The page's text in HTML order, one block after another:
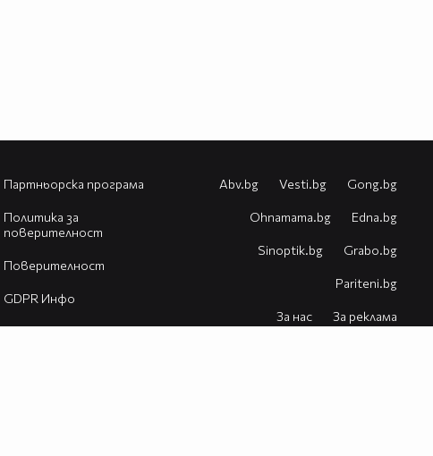
Партньорска програма
Политика за
поверителност
Поверителност
GDPR Инфо
Известия
Abv.bg Vesti.bg Gong.bg
Оhnamama.bg Edna.bg
Sinoptik.bg Grabo.bg
Pariteni.bg
За нас За реклама